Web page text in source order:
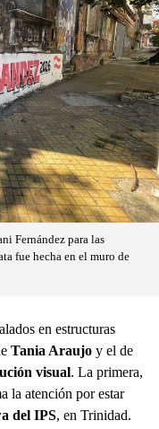
Fernández para las
fue hecha en el muro de
en estructuras
Tania Araujo y el de
visual. La primera,
la atención por estar
del IPS, en Trinidad.